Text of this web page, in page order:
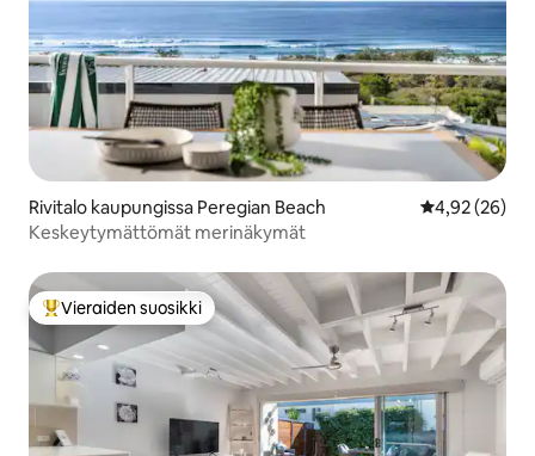
Rivitalo kaupungissa Peregian Beach
4,92 (26)
Keskeytymättömät merinäkymät
Vieraiden suosikkien parhaimmistoa
Vieraiden suosikki